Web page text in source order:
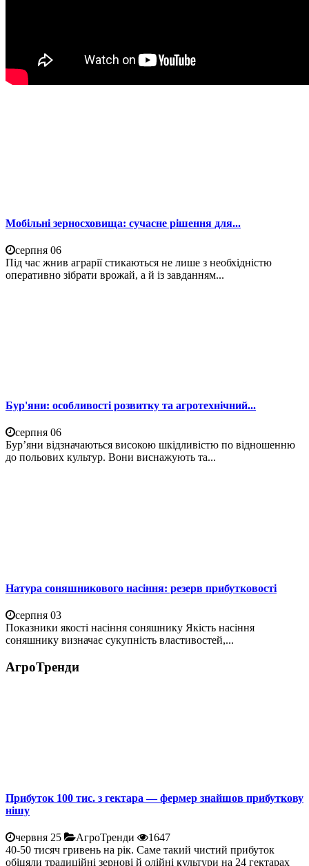
Мобільні зерносховища: сучасне рішення для...
серпня 06
Під час жнив аграрії стикаються не лише з необхідністю
оперативно зібрати врожай, а й із завданням...
Бур'яни: особливості розвитку та агротехнічний...
серпня 06
Бур’яни відзначаються високою шкідливістю по відношенню
до польових культур. Вони виснажують та...
Натура соняшникового насіння: резерв прибутковості
серпня 03
Показники якості насіння соняшнику Якість насіння
соняшнику визначає сукупність властивостей,...
АгроТренди
Прибуток 100 тис. з гектара — фермер знайшов прибуткову
нішу
червня 25 АгроТренди
1647
40-50 тисяч гривень на рік. Саме такий чистий прибуток
обіцяли традиційні зернові й олійні культури на 24 гектарах